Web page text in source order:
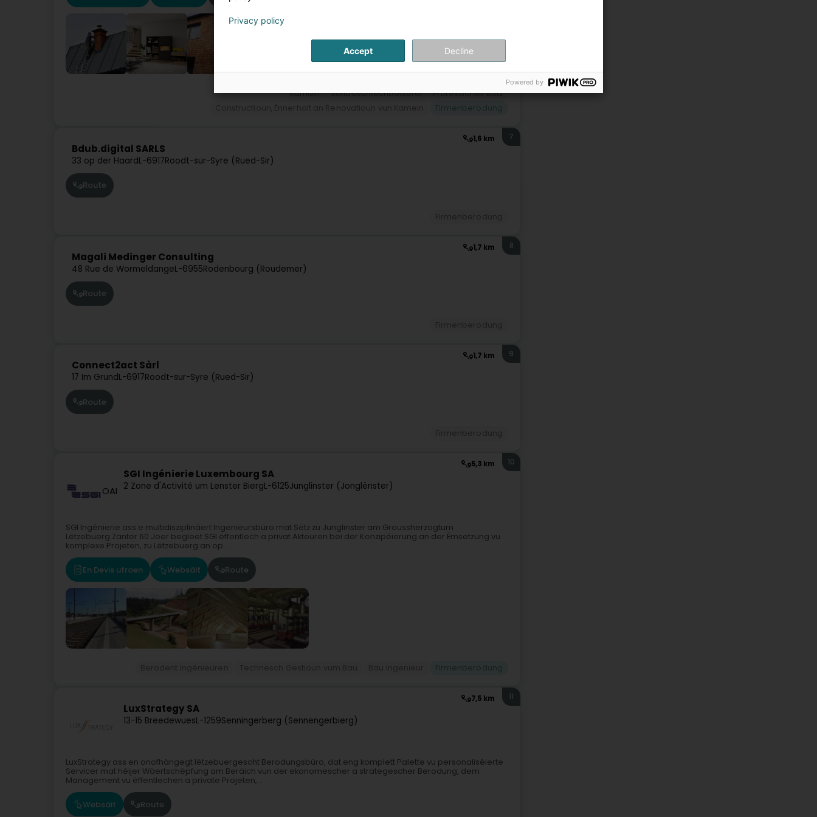
Kamäin Schaaschtechbotzerei
Professionell Botz
1,6 km
Bdub.digital SARLS
33 op der HaardL-6917Roodt-sur-Syre (Rued-Sir)
7
Route
1,7 km
Magali Medinger Consulting
48 Rue de WormeldangeL-6955Rodenbourg (Roudemer)
8
Route
1,7 km
Connect2act Sàrl
17 Im GrundL-6917Roodt-sur-Syre (Rued-Sir)
9
Route
5,3 km
OAI
SGI Ingénierie Luxembourg SA
2 Zone d'Activité um Lenster BiergL-6125Junglinster (Jonglënster)
10
SGI Ingénierie ass e multidisziplinäert Ingenieursbüro mat Sëtz zu Junglinster am Groussherzogtum
Lëtzebuerg.Zanter 60 Joer begleet SGI ëffentlech a privat Akteuren bei der Konzipéierung an der Ëmsetzung vu
komplexe Projeten, zu Lëtzebuerg an op...
En Devis ufroen Websäit Route
7,5 km
LuxStrategy SA
13-15 BreedewuesL-1259Senningerberg (Sennengerbierg)
11
LuxStrategy ass en onofhängegt lëtzebuergescht Berodungsbüro, dat eng komplett Palette vu personaliséierte
Servicer mat héijer Wäertschëpfung am Beräich vun der ekonomescher a strategescher Berodung, dem
Management vu ëffentlechen a private Projeten,...
Websäit Route
Privacy policy
Accept Decline
Powered by